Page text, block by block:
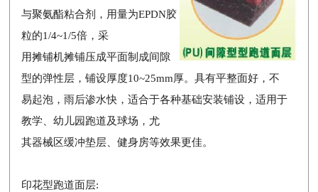
与聚氨酯粘合剂，用量为EPDN胶
粒的1/4~1/5倍，采
用摊铺机摊铺压成平面制成间隙
型的弹性层，铺设厚度10~25mm厚。具有平整面好，不
易起泡，雨后渗水快，适合于各种基础安装铺设，适用于
教学、幼儿园跑道及球场，尤
其器械区缓冲垫层、健身房等效果更佳。
印花型跑道面层: